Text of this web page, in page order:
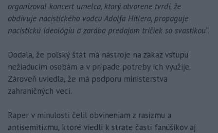
organizoval koncert umelca, ktorý otvorene tvrdí, že
obdivuje nacistického vodcu Adolfa Hitlera, propaguje
nacistickú ideológiu a zarába predajom tričiek so svastikou“.
Dodala, že poľský štát má nástroje na zákaz vstupu
nežiaducim osobám a v prípade potreby ich využije.
Zároveň uviedla, že má podporu ministerstva
zahraničných vecí.
Raper v minulosti čelil obvineniam z rasizmu a
antisemitizmu, ktoré viedli k strate časti fanúšikov aj